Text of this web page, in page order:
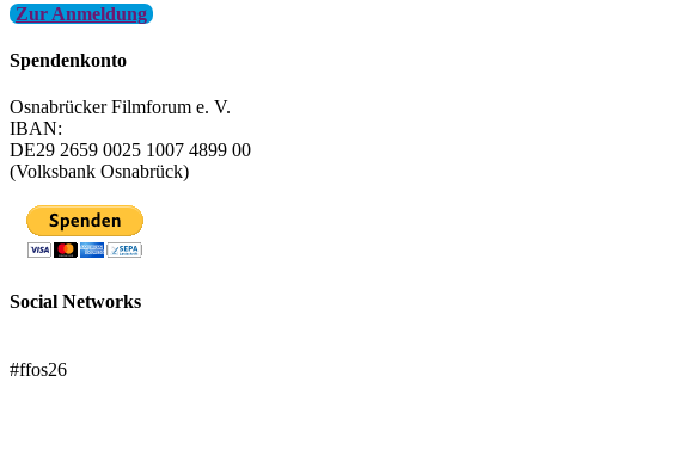
Zur Anmeldung
Spendenkonto
Osnabrücker Filmforum e. V.
IBAN:
DE29 2659 0025 1007 4899 00
(Volksbank Osnabrück)
Social Networks
#ffos26